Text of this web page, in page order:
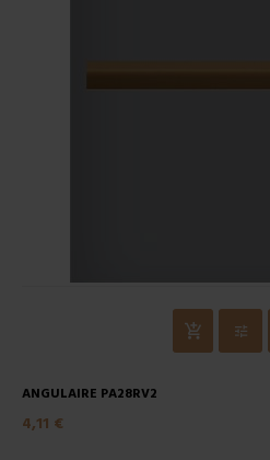
ANGULAIRE PA28RV2
4,11 €